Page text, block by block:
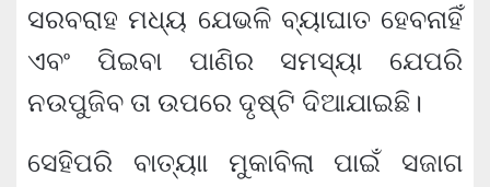
ସରବରାହ ମଧ୍ୟ ଯେଭଳି ବ୍ୟାଘାତ ହେବନାହିଁ
ଏବଂ ପିଇବା ପାଣିର ସମସ୍ୟା ଯେପରି
ନଉପୁଜିବ ତା ଉପରେ ଦୃଷ୍ଟି ଦିଆଯାଇଛି।
ସେହିପରି ବାତ୍ୟାା ମୁକାବିଲା ପାଇଁ ସଜାଗ